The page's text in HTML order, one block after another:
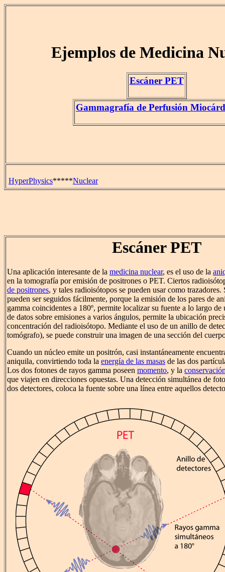
Ejemplos de Medicina
Escáner PET
Gammagrafía de Perfusión
HyperPhysics*****Nuclear
Escáner PET
Una aplicación interesante de la medicina nuclear, es el uso de la
en la tomografía por emisión de positrones o PET. Ciertos
de positrones, y tales radioisótopos se pueden usar como
pueden ser seguidos fácilmente, porque la emisión de los pares de
gamma coincidentes a 180º, permite localizar su fuente a lo largo
de datos sobre emisiones a varios ángulos, permite la ubicación
concentración del radioisótopo. Mediante el uso de un anillo de
tomógrafo), se puede construir una imagen de una sección del
Cuando un núcleo emite un positrón, casi instantáneamente
aniquila, convirtiendo toda la energía de las masas de las dos
Los dos fotones de rayos gamma poseen momento, y la
que viajen en direcciones opuestas. Una detección simultánea de
dos detectores, coloca la fuente sobre una línea entre aquellos